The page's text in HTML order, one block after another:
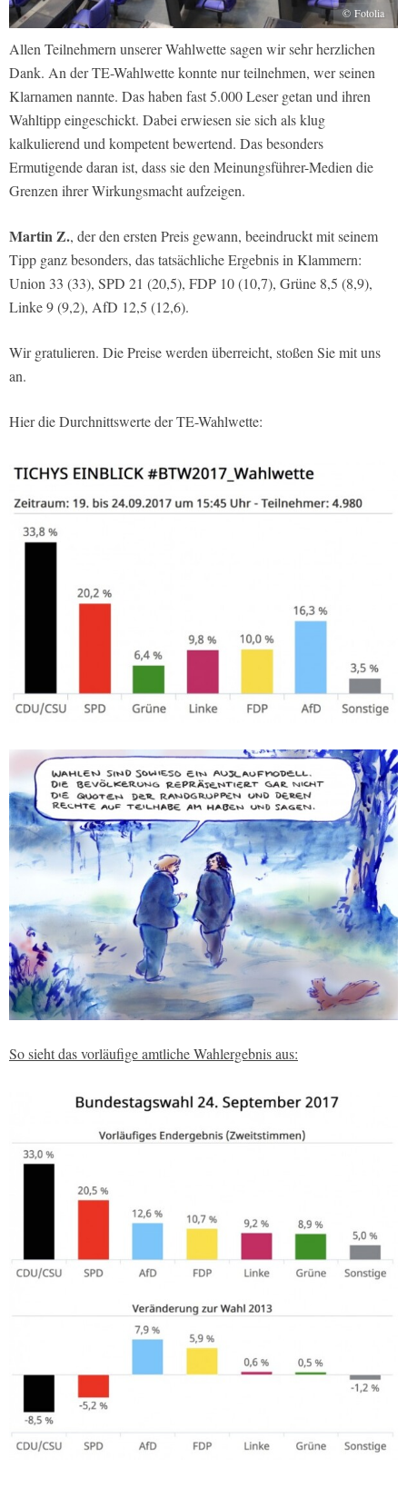
© Fotolia
Allen Teilnehmern unserer Wahlwette sagen wir sehr herzlichen
Dank. An der TE-Wahlwette konnte nur teilnehmen, wer seinen
Klarnamen nannte. Das haben fast 5.000 Leser getan und ihren
Wahltipp eingeschickt. Dabei erwiesen sie sich als klug
kalkulierend und kompetent bewertend. Das besonders
Ermutigende daran ist, dass sie den Meinungsführer-Medien die
Grenzen ihrer Wirkungsmacht aufzeigen.
Martin Z., der den ersten Preis gewann, beeindruckt mit seinem
Tipp ganz besonders, das tatsächliche Ergebnis in Klammern:
Union 33 (33), SPD 21 (20,5), FDP 10 (10,7), Grüne 8,5 (8,9),
Linke 9 (9,2), AfD 12,5 (12,6).
Wir gratulieren. Die Preise werden überreicht, stoßen Sie mit uns
an.
Hier die Durchnittswerte der TE-Wahlwette:
So sieht das vorläufige amtliche Wahlergebnis aus: